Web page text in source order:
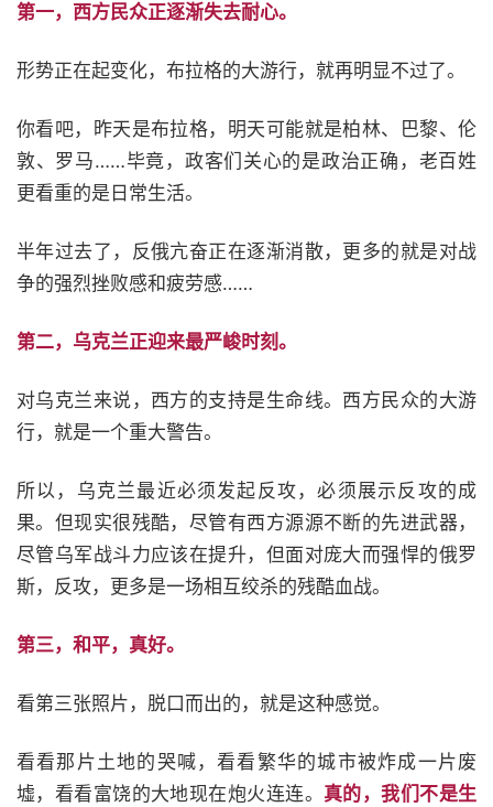
第一，西方民众正逐渐失去耐心。
形势正在起变化，布拉格的大游行，就再明显不过了。
你看吧，昨天是布拉格，明天可能就是柏林、巴黎、伦
敦、罗马……毕竟，政客们关心的是政治正确，老百姓
更看重的是日常生活。
半年过去了，反俄亢奋正在逐渐消散，更多的就是对战
争的强烈挫败感和疲劳感……
第二，乌克兰正迎来最严峻时刻。
对乌克兰来说，西方的支持是生命线。西方民众的大游
行，就是一个重大警告。
所以，乌克兰最近必须发起反攻，必须展示反攻的成
果。但现实很残酷，尽管有西方源源不断的先进武器，
尽管乌军战斗力应该在提升，但面对庞大而强悍的俄罗
斯，反攻，更多是一场相互绞杀的残酷血战。
第三，和平，真好。
看第三张照片，脱口而出的，就是这种感觉。
看看那片土地的哭喊，看看繁华的城市被炸成一片废
墟，看看富饶的大地现在炮火连连。 真的，我们不是生